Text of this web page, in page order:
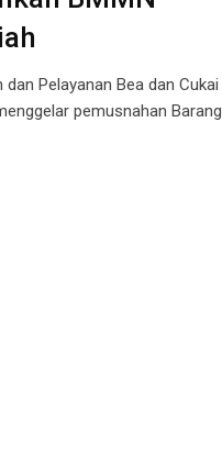
dan Pelayanan Bea dan Cukai
pemusnahan Barang